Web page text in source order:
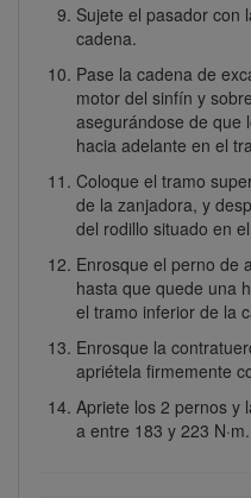
Sujete el pasador con
cadena.
Pase la cadena de
motor del sinfín y
asegurándose de que
hacia adelante en el
Coloque el tramo
de la zanjadora, y
del rodillo situado en
Enrosque el perno de
hasta que quede una
el tramo inferior de la
Enrosque la
apriétela firmemente
Apriete los 2 pernos y
a entre 183 y 223 N·m.